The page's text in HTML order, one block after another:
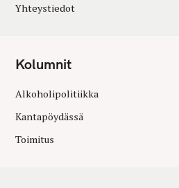
Yhteystiedot
Kolumnit
Alkoholipolitiikka
Kantapöydässä
Toimitus